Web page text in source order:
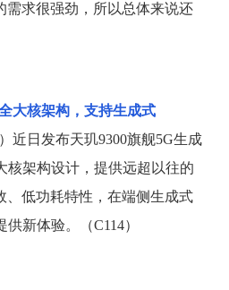
需求很强劲，所以总体来说还
大核架构，支持生成式
近日发布天玑9300旗舰5G生成
核架构设计，提供远超以往的
、低功耗特性，在端侧生成式
新体验。（C114）